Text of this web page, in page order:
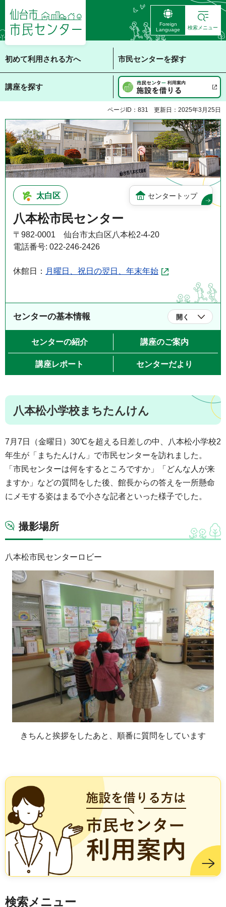
仙台市 市民センタ
ー
Foreign
Language
検索メニュー
初めて利用される方へ 市民センターを探す
講座を探す
ページID：831 更新日：2025年3月25日
太白区 センタートップ
八本松市民センター
〒982-0001 仙台市太白区八本松2-4-20
電話番号: 022-246-2426
休館日： 月曜日、祝日の翌日、年末年始
センターの基本情報 開く
センターの紹介 講座のご案内
講座レポート センターだより
八本松小学校まちたんけん
7月7日（金曜日）30℃を超える日差しの中、八本松小学校2
年生が「まちたんけん」で市民センターを訪れました。
「市民センターは何をするところですか」「どんな人が来
ますか」などの質問をした後、館長からの答えを一所懸命
にメモする姿はまるで小さな記者といった様子でした。
撮影場所
八本松市民センターロビー
きちんと挨拶をしたあと、順番に質問をしています
検索メニュー